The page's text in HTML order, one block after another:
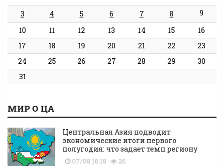
3
4 5 6 7 8
9
10
11 12 13 14 15
16
17
18 19 20 21 22
23
24
25 26 27 28 29
30
31
МИР О ЦА
Центральная Азия подводит
экономические итоги первого
полугодия: что задает темп региону
07/08 16:18 26